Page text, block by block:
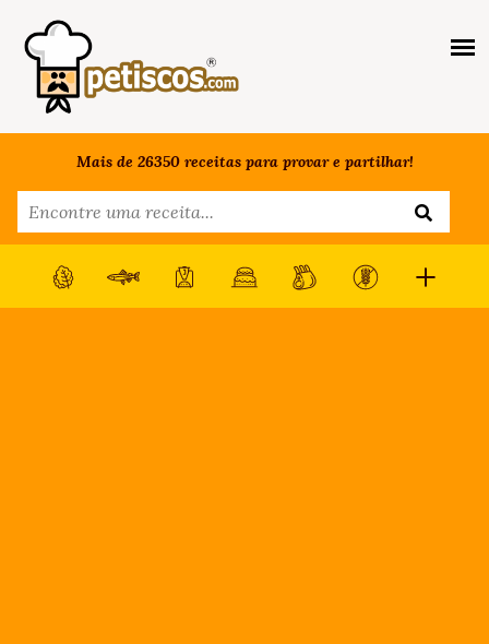
Mais de 26350 receitas para provar e partilhar!